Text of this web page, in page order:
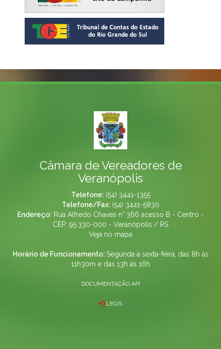
Câmara de Vereadores de
Veranópolis
Telefone: (54) 3441-1355
Telefone/Fax: (54) 3441-5830
Endereço: Rua Alfredo Chaves n° 366 acesso B - Centro -
CEP: 95.330-000 - Veranópolis / RS
Veja no mapa
Horário de Funcionamento: Segunda à sexta-feira, das 8h às
11h30m e das 13h às 16h
DOCUMENTAÇÃO API
LEGIS